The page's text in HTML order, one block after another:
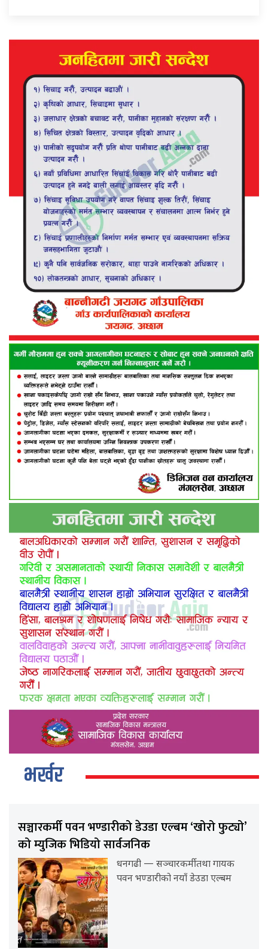
भर्खर
सञ्चारकर्मी पवन भण्डारीको डेउडा एल्बम ‘खोरो फुट्यो’
को म्युजिक भिडियो सार्वजनिक
धनगढी — सञ्चारकर्मी तथा गायक
पवन भण्डारीको नयाँ डेउडा एल्बम